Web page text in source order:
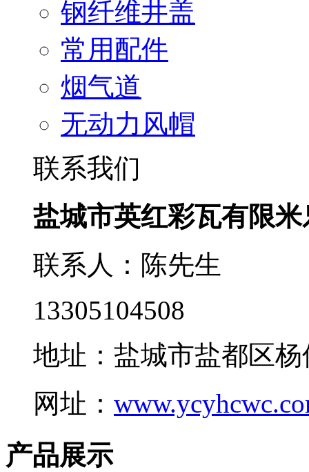
钢纤维井盖
常用配件
烟气道
无动力风帽
联系我们
盐城市英红彩瓦有限
联系人：陈先生
13305104508
地址：盐城市盐都区
网址：
产品展示